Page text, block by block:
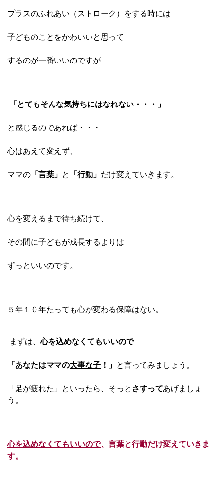
プラスのふれあい（ストローク）をする時には
子どものことをかわいいと思って
するのが一番いいのですが
「とてもそんな気持ちにはなれない・・・」
と感じるのであれば・・・
心はあえて変えず、
ママの 「言葉」 と 「行動」 だけ変えていきます。
心を変えるまで待ち続けて、
その間に子どもが成長するよりは
ずっといいのです。
５年１０年たっても心が変わる保障はない。
まずは、心を込めなくてもいいので
「あなたはママの大事な子 ！」 と言ってみましょう。
「足が疲れた」といったら、そっと さすってあげましょ
う。
心を込めなくてもいいので、言葉と行動だけ変えていきま
す。